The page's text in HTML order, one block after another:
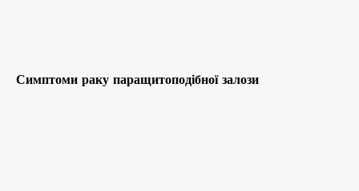
Симптоми раку паращитоподібної залози